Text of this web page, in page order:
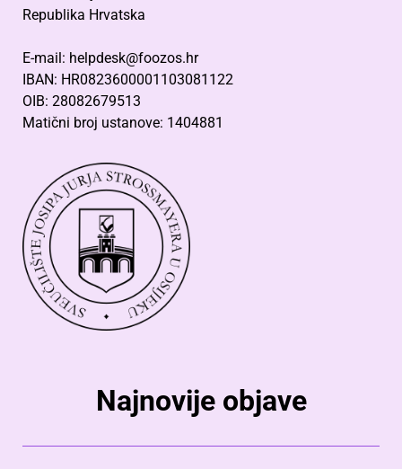
Republika Hrvatska
E-mail: helpdesk@foozos.hr
IBAN: HR0823600001103081122
OIB: 28082679513
Matični broj ustanove: 1404881
Najnovije objave